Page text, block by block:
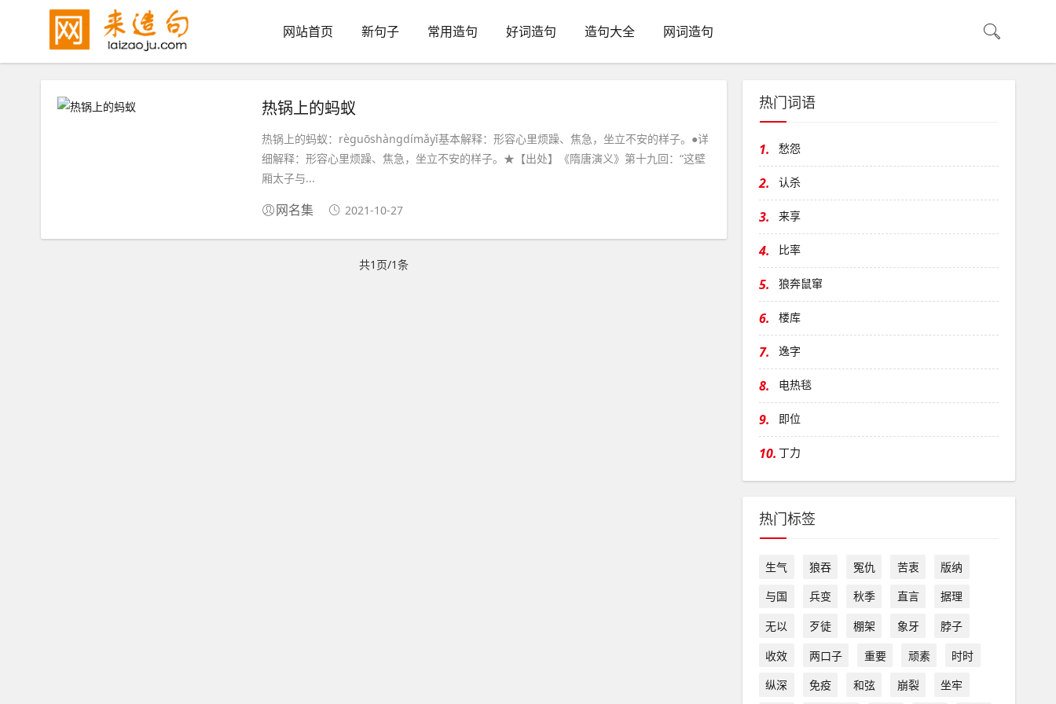
网站首页 新句子 常用造句 好词造句 造句大全 网词造句
热锅上的蚂蚁
热锅上的蚂蚁：règuōshàngdímǎyǐ基本解释：形容心里烦躁、焦急，坐立不安的样子。●详
细解释：形容心里烦躁、焦急，坐立不安的样子。★【出处】《隋唐演义》第十九回：“这壁
厢太子与...
网名集 2021-10-27
共1页/1条
热门词语
1. 愁怨
2. 认杀
3. 来享
4. 比率
5. 狼奔鼠窜
6. 楼库
7. 逸字
8. 电热毯
9. 即位
10. 丁力
热门标签
生气 狼吞 冤仇 苦衷
版纳
与国
兵变 秋季 直言
据理
无以
歹徒 棚架 象牙
脖子
收效
两口子 重要 顽素
时时
纵深
免疫 和弦 崩裂 坐牢